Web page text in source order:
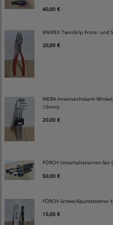
40,00 €
KNIPEX TwinGrip Front- und
20,00 €
WERA Innensechskant-
10mm)
20,00 €
FÖRCH Umschaltknarren-
50,00 €
FÖRCH Schweißpunktbohrer
15,00 €